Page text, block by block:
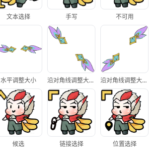
文本选择 手写 不可用
水平调整大小 沿对角线调整大小1 沿对角线调整大小2
候选 链接选择 位置选择